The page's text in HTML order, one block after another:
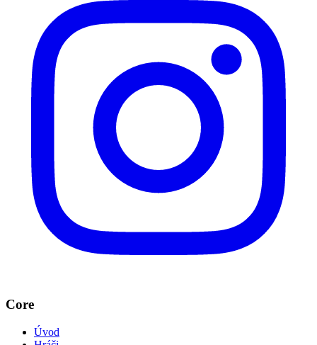
Core
Úvod